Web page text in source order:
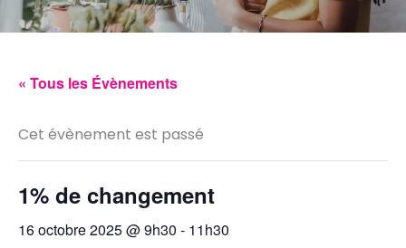
« Tous les Évènements
Cet évènement est passé
1% de changement
16 octobre 2025 @ 9h30 - 11h30